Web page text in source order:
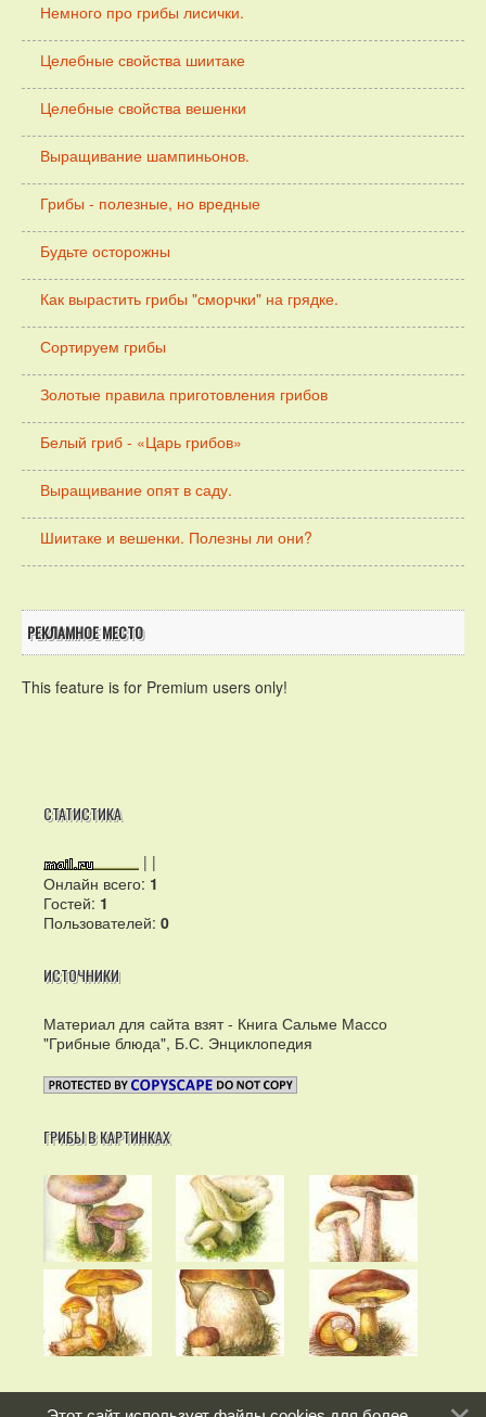
Немного про грибы лисички.
Целебные свойства шиитаке
Целебные свойства вешенки
Выращивание шампиньонов.
Грибы - полезные, но вредные
Будьте осторожны
Как вырастить грибы "сморчки" на грядке.
Сортируем грибы
Золотые правила приготовления грибов
Белый гриб - «Царь грибов»
Выращивание опят в саду.
Шиитаке и вешенки. Полезны ли они?
РЕКЛАМНОЕ МЕСТО
This feature is for Premium users only!
СТАТИСТИКА
| |
Онлайн всего: 1
Гостей: 1
Пользователей: 0
ИСТОЧНИКИ
Материал для сайта взят - Книга Сальме Массо
"Грибные блюда", Б.С. Энциклопедия
ГРИБЫ В КАРТИНКАХ